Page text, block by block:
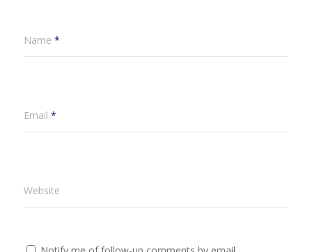
Name *
Email *
Website